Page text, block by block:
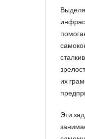
их
Эти